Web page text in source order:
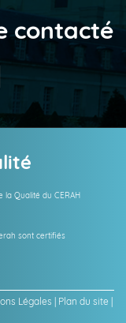
contacté
la Qualité du CERAH
sont certifiés
Légales Plan du site